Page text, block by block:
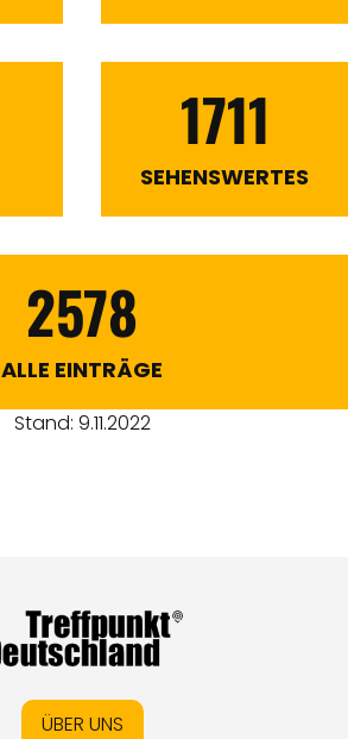
1711
SEHENSWERTES
2578
ALLE EINTRÄGE
Stand: 9.11.2022
ÜBER UNS